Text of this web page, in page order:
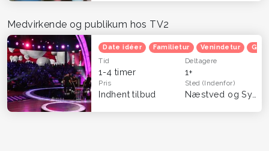
Medvirkende og publikum hos TV2
Date idéer Familietur Venindetur
Tid
1-4 timer
Deltagere
1+
Pris
Indhent tilbud
Sted(Indenfor)